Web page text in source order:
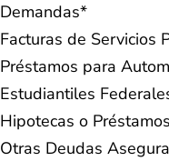
Demandas*
Facturas de Servicios
Préstamos para
Estudiantiles
Hipotecas o
Otras Deudas